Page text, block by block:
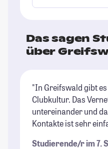
Das sagen
über
"In Greifswald gibt
Clubkultur. Das
untereinander und
Kontakte ist sehr
Studierende/r im 7.